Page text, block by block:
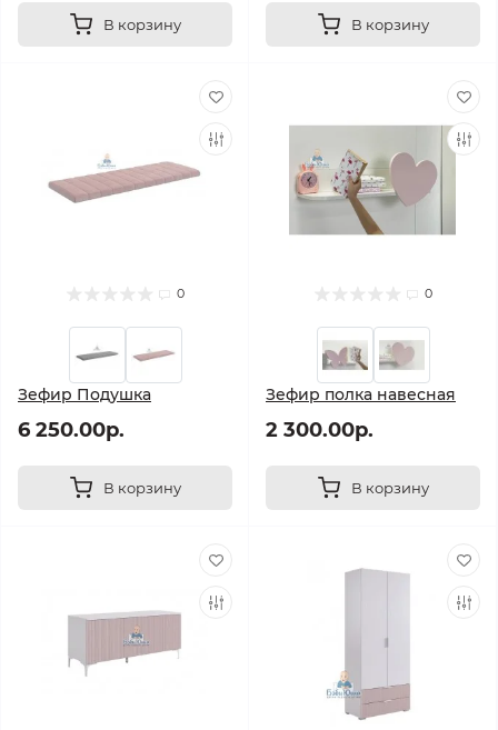
В корзину В корзину
0
Зефир Подушка
6 250.00р.
В корзину
0
Зефир полка навесная
2 300.00р.
В корзину